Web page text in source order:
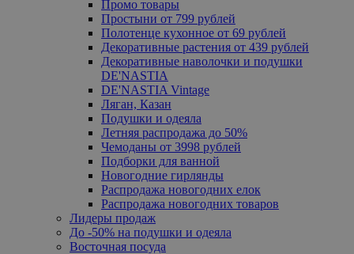
Промо товары
Простыни от 799 рублей
Полотенце кухонное от 69 рублей
Декоративные растения от 439 рублей
Декоративные наволочки и подушки
DE'NASTIA
DE'NASTIA Vintage
Ляган, Казан
Подушки и одеяла
Летняя распродажа до 50%
Чемоданы от 3998 рублей
Подборки для ванной
Новогодние гирлянды
Распродажа новогодних елок
Распродажа новогодних товаров
Лидеры продаж
До -50% на подушки и одеяла
Восточная посуда